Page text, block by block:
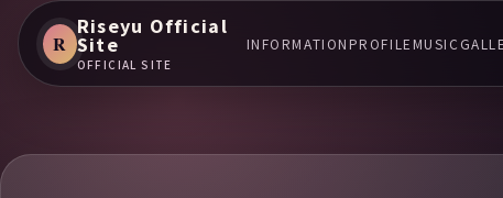
R
Riseyu Official
Site
OFFICIAL SITE
INFORMATIONPROFILEMUSIC